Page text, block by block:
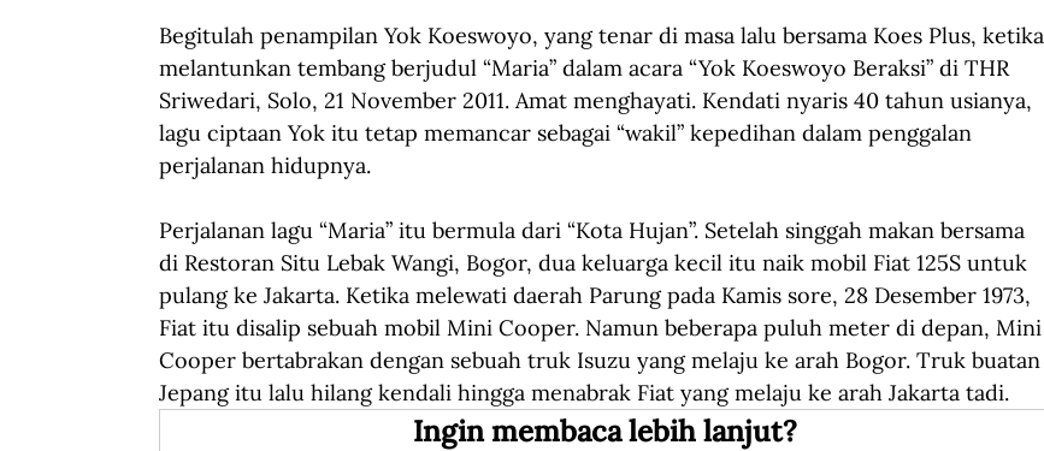
Begitulah penampilan Yok Koeswoyo, yang tenar di masa lalu bersama Koes Plus, ketika
melantunkan tembang berjudul “Maria” dalam acara “Yok Koeswoyo Beraksi” di THR
Sriwedari, Solo, 21 November 2011. Amat menghayati. Kendati nyaris 40 tahun usianya,
lagu ciptaan Yok itu tetap memancar sebagai “wakil” kepedihan dalam penggalan
perjalanan hidupnya.
Perjalanan lagu “Maria” itu bermula dari “Kota Hujan”. Setelah singgah makan bersama
di Restoran Situ Lebak Wangi, Bogor, dua keluarga kecil itu naik mobil Fiat 125S untuk
pulang ke Jakarta. Ketika melewati daerah Parung pada Kamis sore, 28 Desember 1973,
Fiat itu disalip sebuah mobil Mini Cooper. Namun beberapa puluh meter di depan, Mini
Cooper bertabrakan dengan sebuah truk Isuzu yang melaju ke arah Bogor. Truk buatan
Jepang itu lalu hilang kendali hingga menabrak Fiat yang melaju ke arah Jakarta tadi.
Ingin membaca lebih lanjut?